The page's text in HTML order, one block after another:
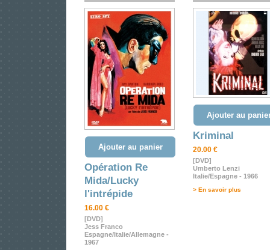
Ajouter au panier
Opération Re
Mida/Lucky
l'intrépide
16.00 €
[DVD]
Jess Franco
Espagne/Italie/Allemagne -
1967
Ajouter au
Kriminal
20.00 €
[DVD]
Umberto Lenzi
Italie/Espagne - 1966
> En savoir plus